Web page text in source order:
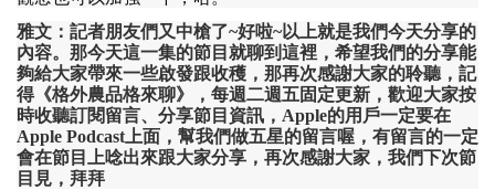
雅文 ： 記者朋友們又中槍了~好啦~以上就是我們今天分享的
內容。 那今天這一集的節目就聊到這裡 ， 希望我們的分享能
夠給大家帶來一些啟發跟收穫 ， 那再次感謝大家的聆聽 ， 記
得《格外農品格來聊》， 每週二週五固定更新 ， 歡迎大家按
時收聽訂閱留言、 分享節目資訊 ，Apple的用戶一定要在
Apple Podcast 上面 ， 幫我們做五星的留言喔 ， 有留言的一定
會在節目上唸出來跟大家分享 ， 再次感謝大家 ， 我們下次節
目見 ， 拜拜